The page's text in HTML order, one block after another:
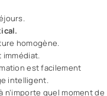
homogène.
est facilement
intelligent.
n’importe quel moment de